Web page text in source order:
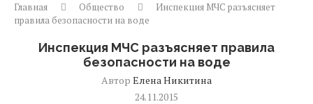
Главная Общество
Инспекция МЧС разъясняет
правила безопасности на воде
Инспекция МЧС разъясняет правила
безопасности на воде
Автор Елена Никитина
24.11.2015